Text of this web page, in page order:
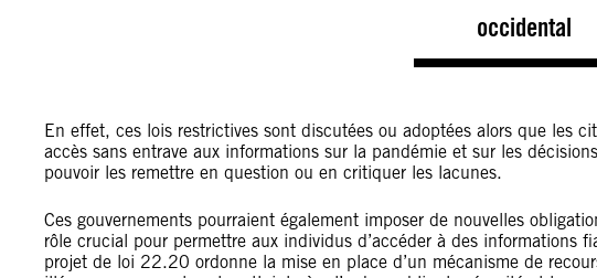
occidental
En effet, ces lois restrictives sont discutées ou adoptées alors que les
accès sans entrave aux informations sur la pandémie et sur les
pouvoir les remettre en question ou en critiquer les lacunes.
Ces gouvernements pourraient également imposer de nouvelles
rôle crucial pour permettre aux individus d’accéder à des informations
projet de loi 22.20 ordonne la mise en place d’un mécanisme de